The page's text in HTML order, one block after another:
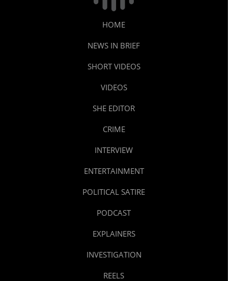
HOME
NEWS IN BRIEF
SHORT VIDEOS
VIDEOS
SHE EDITOR
CRIME
INTERVIEW
ENTERTAINMENT
POLITICAL SATIRE
PODCAST
EXPLAINERS
INVESTIGATION
REELS